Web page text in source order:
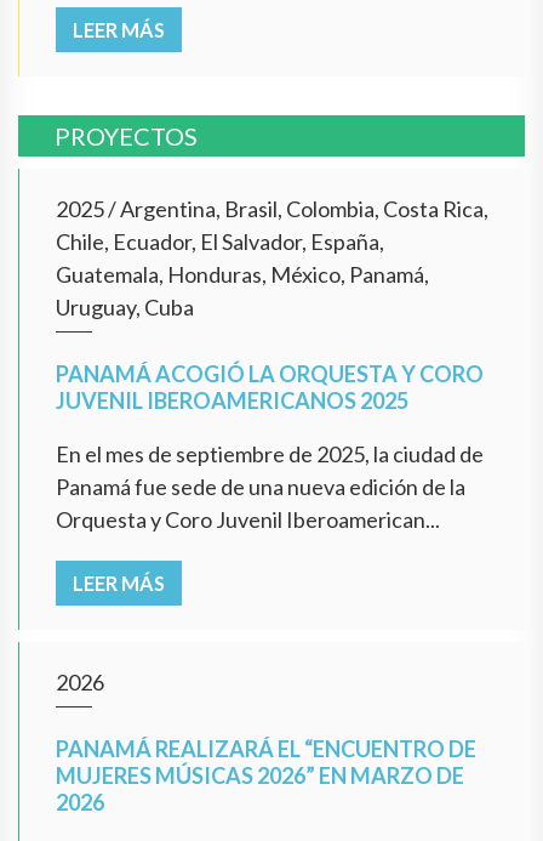
LEER MÁS
PROYECTOS
2025/Argentina, Brasil, Colombia, Costa Rica,
Chile, Ecuador, El Salvador, España,
Guatemala, Honduras, México, Panamá,
Uruguay, Cuba
PANAMÁ ACOGIÓ LA ORQUESTA Y CORO
JUVENIL IBEROAMERICANOS 2025
En el mes de septiembre de 2025, la ciudad de
Panamá fue sede de una nueva edición de la
Orquesta y Coro Juvenil Iberoamerican...
LEER MÁS
2026
PANAMÁ REALIZARÁ EL “ENCUENTRO DE
MUJERES MÚSICAS 2026” EN MARZO DE
2026